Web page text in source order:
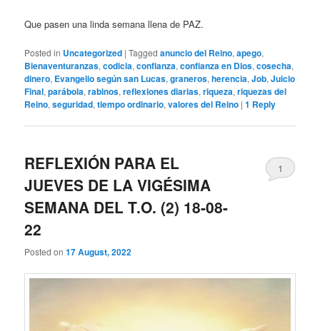
Que pasen una linda semana llena de PAZ.
Posted in Uncategorized |Tagged anuncio del Reino,apego,
Bienaventuranzas,codicia,confianza,confianza en Dios,cosecha,
dinero, Evangelio según san Lucas,graneros,herencia,Job,Juicio
Final,parábola,rabinos,reflexiones diarias,riqueza,riquezas del
Reino,seguridad,tiempo ordinario,valores del Reino |1 Reply
REFLEXIÓN PARA EL
JUEVES DE LA VIGÉSIMA
SEMANA DEL T.O. (2) 18-08-
22
Posted on17 August, 2022
1